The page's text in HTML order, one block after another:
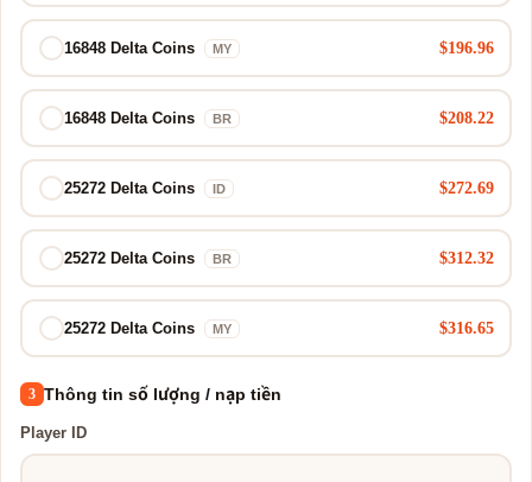
16848 Delta Coins MY $196.96
16848 Delta Coins BR $208.22
25272 Delta Coins ID $272.69
25272 Delta Coins BR $312.32
25272 Delta Coins MY $316.65
3 Thông tin số lượng / nạp tiền
Player ID